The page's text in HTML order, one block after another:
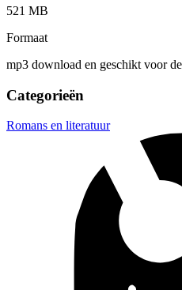
521 MB
Formaat
mp3 download en geschikt voor
Categorieën
Romans en literatuur